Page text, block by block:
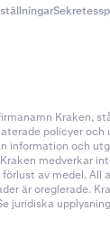
Kraken,
policyer och
information och
medverkar
av medel.
är oreglerade.
juridiska